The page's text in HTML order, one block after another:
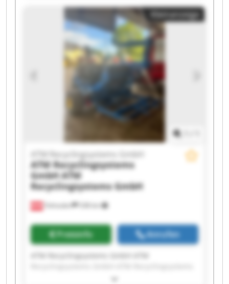
GmbH ATM Recyclingsystems GmbH ATM
Recyclingsystems GmbH ATM Recyclingsystems
GmbH ATM Recyclingsystems GmbH ATM
Recyclingsystems GmbH ATM Recyclingsystems
GmbH ATM Recyclingsystems GmbH ATM
Recyclingsystems GmbH ATM Recyclingsystems
GmbH ATM Recyclingsystems GmbH ATM
Recyclingsystems GmbH ATM Recyclingsystems
GmbH ATM Recyclingsystems GmbH ATM
Recyclingsystems GmbH
Kleinanzeige
538 km
ATM Recyclingsystems GmbH
ATM Recyclingsystems
GmbHATM
Recyclingsystems GmbH
Preisinfo Anrufen
ATM Recyclingsystems GmbH ATM
GmbH ATM Recyclingsystems GmbH ATM